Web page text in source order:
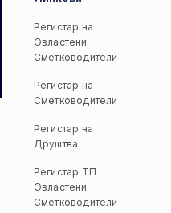
Регистар на
Овластени
Сметководители
Регистар на
Сметководители
Регистар на
Друштва
Регистар ТП
Овластени
Сметководители